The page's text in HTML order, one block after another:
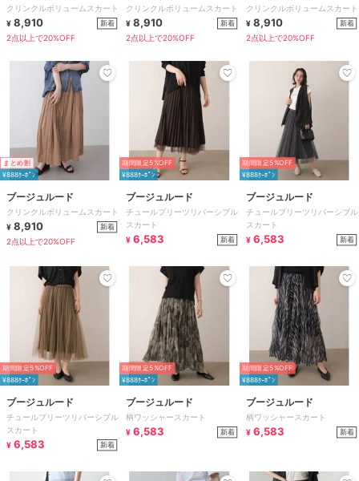
クリンクルボリュームスカート
¥ 8,910 新着
2点以上で20%OFF
クリンクルボリュームスカート
¥ 8,910 新着
2点以上で20%OFF
クリンクルボリュームスカート
¥ 8,910 新着
2点以上で20%OFF
まとめ割
¥888ｸｰﾎﾟﾝ
ブージュルード
クリンクルボリュームスカート
¥ 8,910 新着
2点以上で20%OFF
期間限定5%OFF
¥888ｸｰﾎﾟﾝ
ブージュルード
チュールプリーツリバーシブル
スカート
¥ 6,583 新着
期間限定5%OFF
¥888ｸｰﾎﾟﾝ
ブージュルード
チュールプリーツリバーシブル
スカート
¥ 6,583 新着
期間限定5%OFF
¥888ｸｰﾎﾟﾝ
ブージュルード
チュールプリーツリバーシブル
スカート
¥ 6,583 新着
期間限定5%OFF
¥888ｸｰﾎﾟﾝ
ブージュルード
柄ワッシャースカート
¥ 6,583 新着
期間限定5%OFF
¥888ｸｰﾎﾟﾝ
ブージュルード
柄ワッシャースカート
¥ 6,583 新着